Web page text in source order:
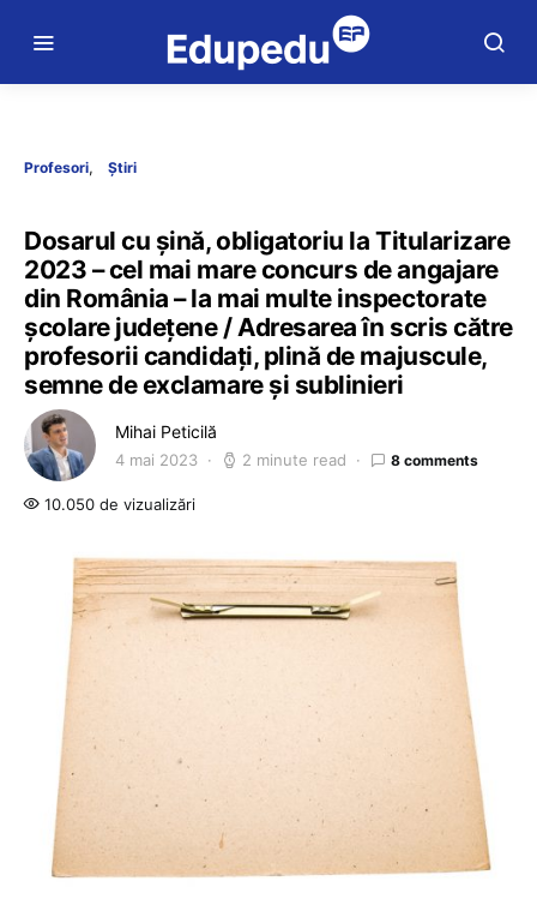
Profesori Știri
Dosarul cu șină, obligatoriu la Titularizare
2023 – cel mai mare concurs de angajare
din România – la mai multe inspectorate
școlare județene / Adresarea în scris către
profesorii candidați, plină de majuscule,
semne de exclamare și sublinieri
Mihai Peticilă
4 mai 2023 2 minute read 8 comments
10.050 de vizualizări